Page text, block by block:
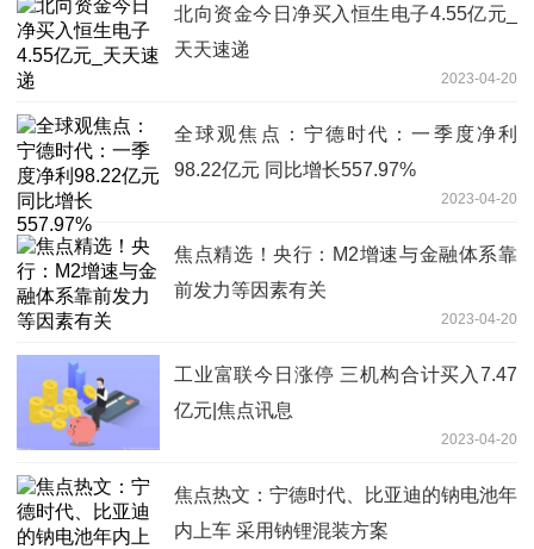
北向资金今日净买入恒生电子4.55亿元_
天天速递
2023-04-20
全球观焦点：宁德时代：一季度净利
98.22亿元 同比增长557.97%
2023-04-20
焦点精选！央行：M2增速与金融体系靠
前发力等因素有关
2023-04-20
工业富联今日涨停 三机构合计买入7.47
亿元|焦点讯息
2023-04-20
焦点热文：宁德时代、比亚迪的钠电池年
内上车 采用钠锂混装方案